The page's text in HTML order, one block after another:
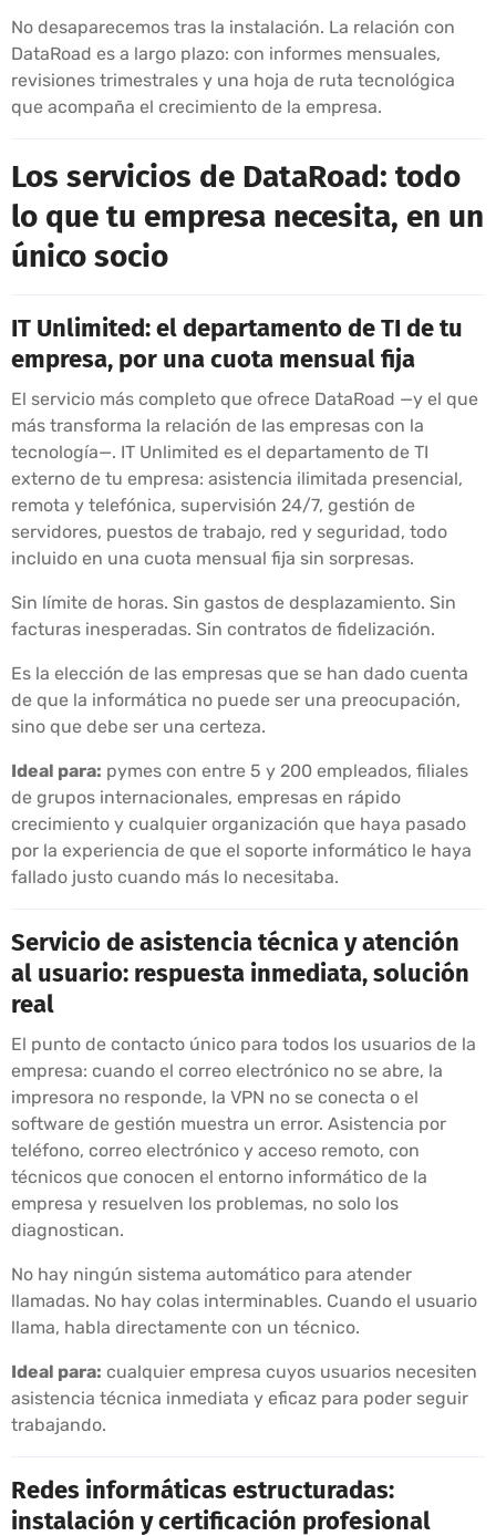
No desaparecemos tras la instalación. La relación con
DataRoad es a largo plazo: con informes mensuales,
revisiones trimestrales y una hoja de ruta tecnológica
que acompaña el crecimiento de la empresa.
Los servicios de DataRoad: todo
lo que tu empresa necesita, en un
único socio
IT Unlimited: el departamento de TI de tu
empresa, por una cuota mensual fija
El servicio más completo que ofrece DataRoad —y el que
más transforma la relación de las empresas con la
tecnología—. IT Unlimited es el departamento de TI
externo de tu empresa: asistencia ilimitada presencial,
remota y telefónica, supervisión 24/7, gestión de
servidores, puestos de trabajo, red y seguridad, todo
incluido en una cuota mensual fija sin sorpresas.
Sin límite de horas. Sin gastos de desplazamiento. Sin
facturas inesperadas. Sin contratos de fidelización.
Es la elección de las empresas que se han dado cuenta
de que la informática no puede ser una preocupación,
sino que debe ser una certeza.
Ideal para: pymes con entre 5 y 200 empleados, filiales
de grupos internacionales, empresas en rápido
crecimiento y cualquier organización que haya pasado
por la experiencia de que el soporte informático le haya
fallado justo cuando más lo necesitaba.
Servicio de asistencia técnica y atención
al usuario: respuesta inmediata, solución
real
El punto de contacto único para todos los usuarios de la
empresa: cuando el correo electrónico no se abre, la
impresora no responde, la VPN no se conecta o el
software de gestión muestra un error. Asistencia por
teléfono, correo electrónico y acceso remoto, con
técnicos que conocen el entorno informático de la
empresa y resuelven los problemas, no solo los
diagnostican.
No hay ningún sistema automático para atender
llamadas. No hay colas interminables. Cuando el usuario
llama, habla directamente con un técnico.
Ideal para: cualquier empresa cuyos usuarios necesiten
asistencia técnica inmediata y eficaz para poder seguir
trabajando.
Redes informáticas estructuradas:
instalación y certificación profesional